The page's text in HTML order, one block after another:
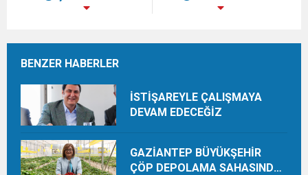
BENZER HABERLER
İSTİŞAREYLE ÇALIŞMAYA
DEVAM EDECEĞİZ
GAZİANTEP BÜYÜKŞEHİR
ÇÖP DEPOLAMA SAHASINDA